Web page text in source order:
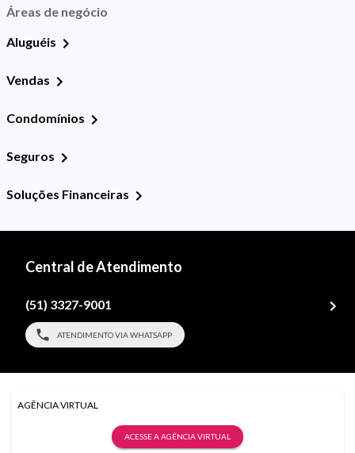
Áreas de negócio
Aluguéis
Vendas
Condomínios
Seguros
Soluções Financeiras
Central de Atendimento
(51) 3327-9001
ATENDIMENTO VIA WHATSAPP
AGÊNCIA VIRTUAL
ACESSE A AGÊNCIA VIRTUAL